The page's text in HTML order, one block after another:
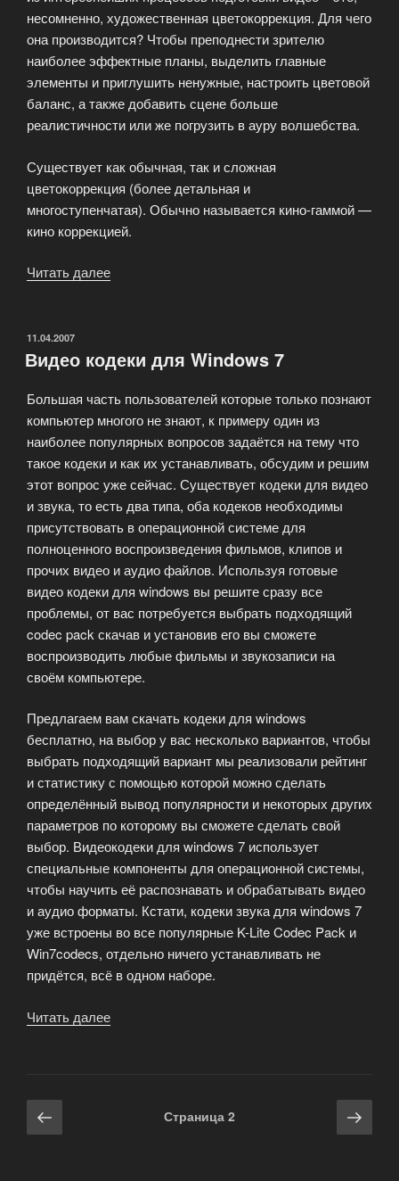
несомненно, художественная цветокоррекция. Для чего
она производится? Чтобы преподнести зрителю
наиболее эффектные планы, выделить главные
элементы и приглушить ненужные, настроить цветовой
баланс, а также добавить сцене больше
реалистичности или же погрузить в ауру волшебства.
Существует как обычная, так и сложная
цветокоррекция (более детальная и
многоступенчатая). Обычно называется кино-гаммой —
кино коррекцией.
Читать далее
на
видео.»
ОПУБЛИКОВАНО
11.04.2007
Видео кодеки для Windows 7
Большая часть пользователей которые только познают
компьютер многого не знают, к примеру один из
наиболее популярных вопросов задаётся на тему что
такое кодеки и как их устанавливать, обсудим и решим
этот вопрос уже сейчас. Существует кодеки для видео
и звука, то есть два типа, оба кодеков необходимы
присутствовать в операционной системе для
полноценного воспроизведения фильмов, клипов и
прочих видео и аудио файлов. Используя готовые
видео кодеки для windows вы решите сразу все
проблемы, от вас потребуется выбрать подходящий
codec pack скачав и установив его вы сможете
воспроизводить любые фильмы и звукозаписи на
своём компьютере.
Предлагаем вам скачать кодеки для windows
бесплатно, на выбор у вас несколько вариантов, чтобы
выбрать подходящий вариант мы реализовали рейтинг
и статистику с помощью которой можно сделать
определённый вывод популярности и некоторых других
параметров по которому вы сможете сделать свой
выбор. Видеокодеки для windows 7 использует
специальные компоненты для операционной системы,
чтобы научить её распознавать и обрабатывать видео
и аудио форматы. Кстати, кодеки звука для windows 7
уже встроены во все популярные K-Lite Codec Pack и
Win7codecs, отдельно ничего устанавливать не
придётся, всё в одном наборе.
Читать далее
Навигация
по
Предыдущая
страница
Страница 2